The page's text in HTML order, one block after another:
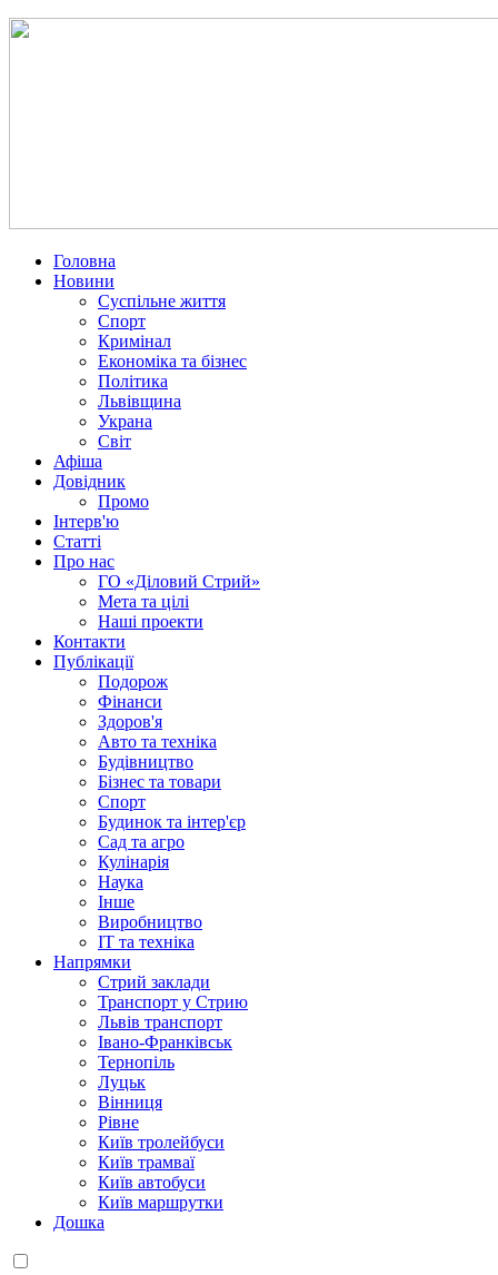
Головна
Новини
Суспільне життя
Спорт
Кримінал
Економіка та бізнес
Політика
Львівщина
Украна
Світ
Афіша
Довідник
Промо
Інтерв'ю
Статті
Про нас
ГО «Діловий Стрий»
Мета та цілі
Наші проекти
Контакти
Публікації
Подорож
Фінанси
Здоров'я
Авто та техніка
Будівництво
Бізнес та товари
Спорт
Будинок та інтер'єр
Сад та агро
Кулінарія
Наука
Інше
Виробництво
IT та техніка
Напрямки
Стрий заклади
Транспорт у Стрию
Львів транспорт
Івано-Франківськ
Тернопіль
Луцьк
Вінниця
Рівне
Київ тролейбуси
Київ трамваї
Київ автобуси
Київ маршрутки
Дошка